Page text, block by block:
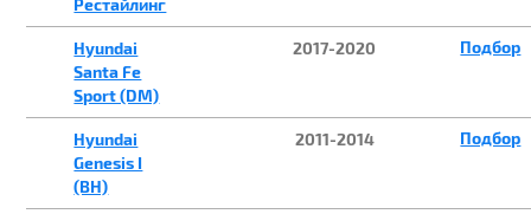
Hyundai
Santa Fe
Sport (DM)
2017-2020 Подбор
Hyundai
Genesis I
(BH)
2011-2014 Подбор